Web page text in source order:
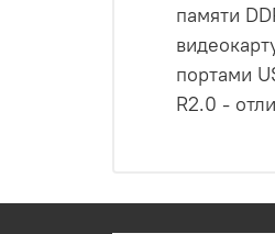
памяти
портами
R2.0 -